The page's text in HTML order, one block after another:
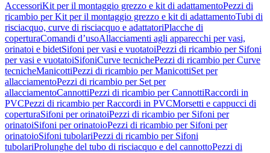
AccessoriKit per il montaggio grezzo e kit di adattamentoPezzi di
ricambio per Kit per il montaggio grezzo e kit di adattamentoTubi di
risciacquo, curve di risciacquo e adattatoriPlacche di
coperturaComandi d’usoAllacciamenti agli apparecchi per vasi,
orinatoi e bidetSifoni per vasi e vuotatoiPezzi di ricambio per Sifoni
per vasi e vuotatoiSifoniCurve tecnichePezzi di ricambio per Curve
tecnicheManicottiPezzi di ricambio per ManicottiSet per
allacciamentoPezzi di ricambio per Set per
allacciamentoCannottiPezzi di ricambio per CannottiRaccordi in
PVCPezzi di ricambio per Raccordi in PVCMorsetti e cappucci di
coperturaSifoni per orinatoiPezzi di ricambio per Sifoni per
orinatoiSifoni per orinatoioPezzi di ricambio per Sifoni per
orinatoioSifoni tubolariPezzi di ricambio per Sifoni
tubolariProlunghe del tubo di risciacquo e del cannottoPezzi di